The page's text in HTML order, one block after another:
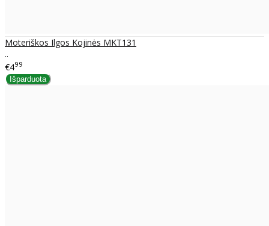
Moteriškos Ilgos Kojinės MKT131
..
€499